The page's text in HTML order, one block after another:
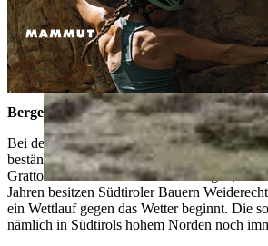
Berge kennen keine Grenzen
Bei den Bergen des Tauferer Ahrntals
beständigsten Alpinisten Südtirols zählt.
Grattour führt eindrucksvoll vor Augen,
Jahren besitzen Südtiroler Bauern
ein Wettlauf gegen das Wetter beginnt. Die
nämlich in Südtirols hohem Norden noch